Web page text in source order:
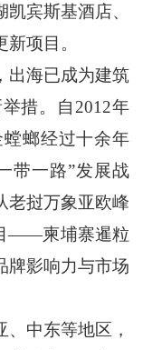
宾斯基酒店、
项目。
海已成为建筑
措。自2012年
螂经过十余年
带一路”发展战
老挝万象亚欧峰
——柬埔寨暹粒
牌影响力与市场
中东等地区，